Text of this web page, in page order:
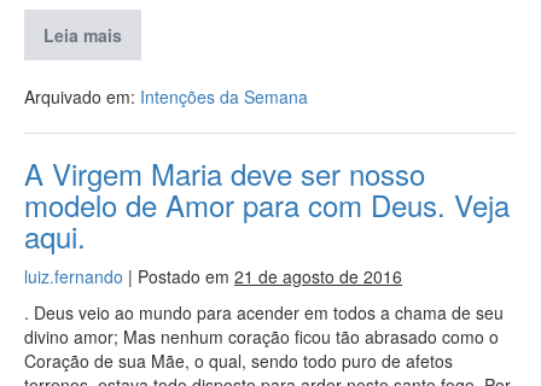
Leia mais
Arquivado em: Intenções da Semana
A Virgem Maria deve ser nosso
modelo de Amor para com Deus. Veja
aqui.
luiz.fernando | Postado em 21 de agosto de 2016
. Deus veio ao mundo para acender em todos a chama de seu
divino amor; Mas nenhum coração ficou tão abrasado como o
Coração de sua Mãe, o qual, sendo todo puro de afetos